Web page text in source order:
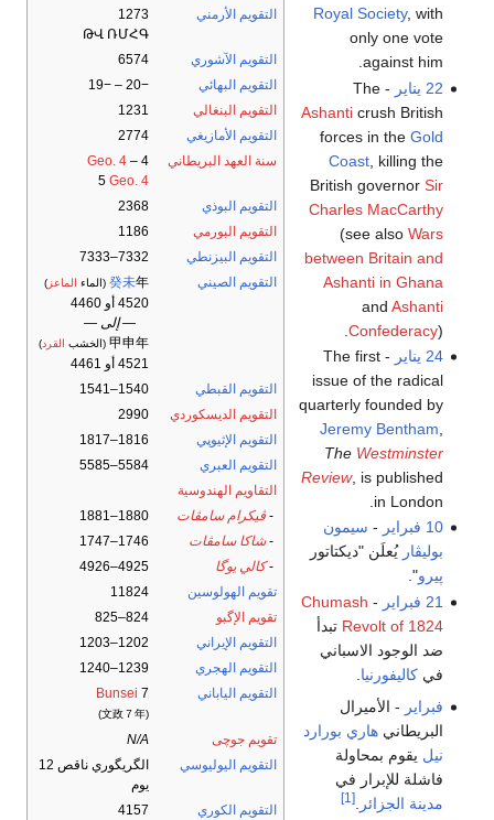
التقويم الأرمني
1273
ԹՎ ՌՄՀԳ
التقويم الآشوري
6574
التقويم البهائي
−20 – −19
التقويم البنغالي
1231
التقويم الأمازيغي
2774
سنة العهد البريطاني
4
Geo. 4 –
5 Geo. 4
التقويم البوذي
2368
التقويم البورمي
1186
التقويم البيزنطي
7332–7333
التقويم الصيني
癸未年 (الماء الماعز )
4520 أو 4460
— إلى —
甲申年 (الخشب القرد)
4521 أو 4461
التقويم القبطي
1540–1541
التقويم الديسكوردي
2990
التقويم الإثيوپي
1816–1817
التقويم العبري
5584–5585
التقاويم الهندوسية
- ڤيكرام سامڤات
1880–1881
-شاكا سامڤات
1746–1747
-كالي يوگا
4925–4926
تقويم الهولوسين
11824
تقويم الإگبو
824–825
التقويم الإيراني
1202–1203
التقويم الهجري
1239–1240
التقويم الياباني
Bunsei 7
(文政７年)
تقويم جوچى
N/A
التقويم اليوليوسي
الگريگوري ناقص 12
يوم
التقويم الكوري
4157
Royal Society, with
only one vote
against him.
22 يناير
- The
Ashanticrush British
forces in the Gold
Coast, killing the
British governor Sir
Charles MacCarthy
(see also Wars
between Britain and
Ashanti in Ghana
and Ashanti
Confederacy).
24 يناير
- The first
issue of the radical
quarterly founded by
Jeremy Bentham
The Westminster
Review, is published
in London.
10 فبراير
- سيمون
بوليڤار يُعلَن "ديكتاتور
پيرو".
21 فبراير
-
Chumash
Revolt of 1824 تبدأ
ضد الوجود الاسباني
فيكاليفورنيا
فبراير - الأميرال
البريطانيهاري بورارد
نيل يقوم بمحاولة
فاشلة للإبرار في
مدينة الجزائر .
[1]